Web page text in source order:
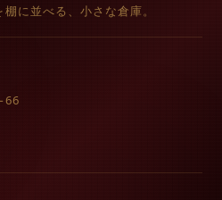
に並べる、小さな倉庫。